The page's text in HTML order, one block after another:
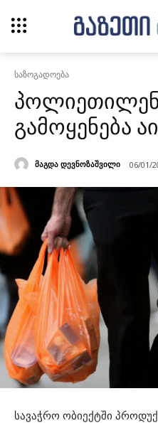
საზოგადოება
გამოყენება
მაგდა დევნოზაშვილი 06/01/
სავაჭრო ობიექტში